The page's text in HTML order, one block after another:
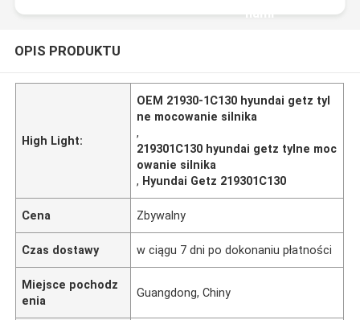
nami
OPIS PRODUKTU
High Light:
OEM 21930-1C130 hyundai getz tyl
ne mocowanie silnika
,
219301C130 hyundai getz tylne moc
owanie silnika
, Hyundai Getz 219301C130
Cena Zbywalny
Czas dostawy w ciągu 7 dni po dokonaniu płatności
Miejsce pochodz
enia
Guangdong, Chiny